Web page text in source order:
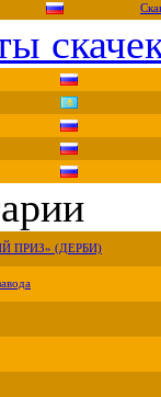
ПРИЗ» (ДЕРБИ)